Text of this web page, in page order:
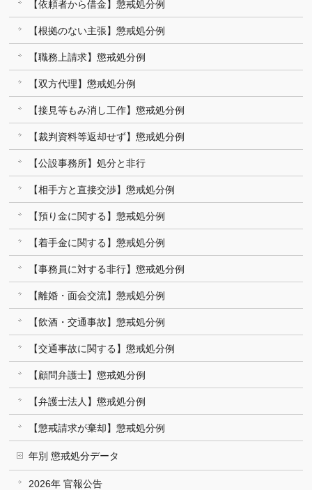
【依頼者から借金】懲戒処分例
【根拠のない主張】懲戒処分例
【職務上請求】懲戒処分例
【双方代理】懲戒処分例
【接見等もみ消し工作】懲戒処分例
【裁判資料等返却せず】懲戒処分例
【公設事務所】処分と非行
【相手方と直接交渉】懲戒処分例
【預り金に関する】懲戒処分例
【着手金に関する】懲戒処分例
【事務員に対する非行】懲戒処分例
【離婚・面会交流】懲戒処分例
【飲酒・交通事故】懲戒処分例
【交通事故に関する】懲戒処分例
【顧問弁護士】懲戒処分例
【弁護士法人】懲戒処分例
【懲戒請求が棄却】懲戒処分例
年別 懲戒処分データ
2026年 官報公告